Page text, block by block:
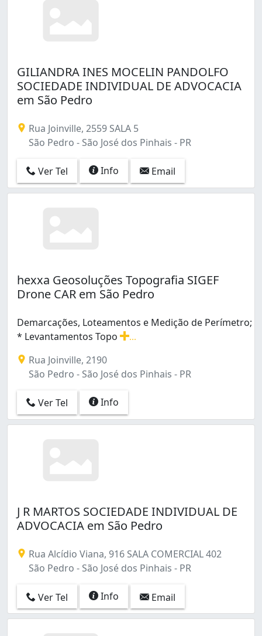
GILIANDRA INES MOCELIN PANDOLFO
SOCIEDADE INDIVIDUAL DE ADVOCACIA
em São Pedro
Rua Joinville, 2559 SALA 5
São Pedro - São José dos Pinhais - PR
Ver Tel Info Email
hexxa Geosoluções Topografia SIGEF
Drone CAR em São Pedro
Demarcações, Loteamentos e Medição de Perímetro;
* Levantamentos Topo
Rua Joinville, 2190
São Pedro - São José dos Pinhais - PR
Ver Tel Info
J R MARTOS SOCIEDADE INDIVIDUAL DE
ADVOCACIA em São Pedro
Rua Alcídio Viana, 916 SALA COMERCIAL 402
São Pedro - São José dos Pinhais - PR
Ver Tel Info Email